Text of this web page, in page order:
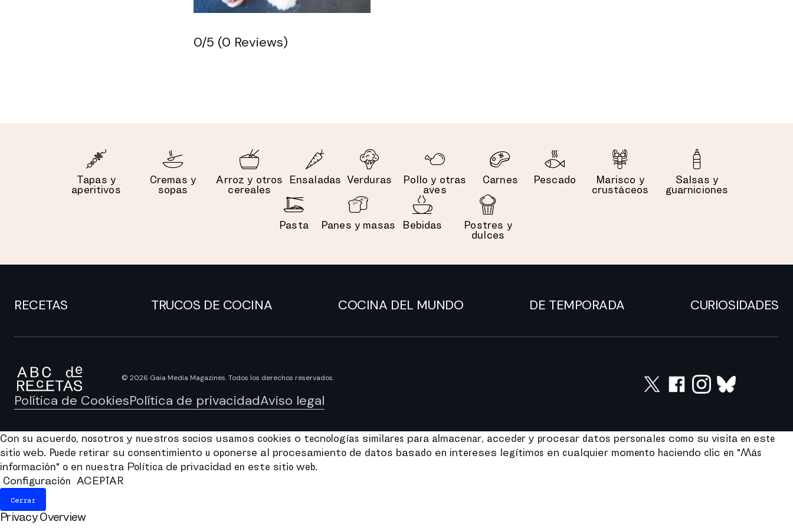
0/5 (0 Reviews)
Tapas y
aperitivos
Cremas y
sopas
Arroz y otros
cereales
Ensaladas Verduras
Pollo y otras
aves
Carnes Pescado
Marisco y
crustáceos
Salsas y
guarniciones
Pasta Panes y masas Bebidas
Postres y
dulces
RECETAS TRUCOS DE COCINA COCINA DEL MUNDO DE TEMPORADA CURIOSIDADES
© 2026 Gaia Media Magazines. Todos los derechos reservados.
Política de CookiesPolítica de privacidadAviso legal
Con su acuerdo, nosotros y nuestros socios usamos cookies o tecnologías similares para almacenar, acceder y procesar datos personales como su visita en este
sitio web. Puede retirar su consentimiento u oponerse al procesamiento de datos basado en intereses legítimos en cualquier momento haciendo clic en "Más
información" o en nuestra Política de privacidad en este sitio web.
Configuración
ACEPTAR
Cerrar
Privacy Overview